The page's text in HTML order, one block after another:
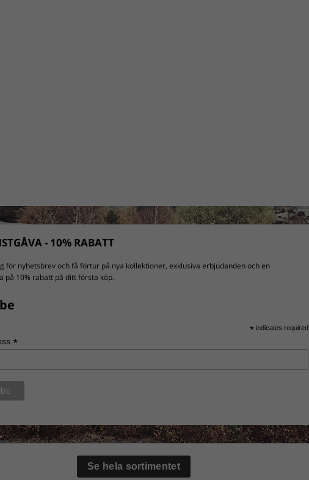
- 10% RABATT
för nyhetsbrev och få förtur på nya kollektioner, exklusiva erbjudanden och en
på 10% rabatt på ditt första köp.
* indicates required
*
Se hela sortimentet